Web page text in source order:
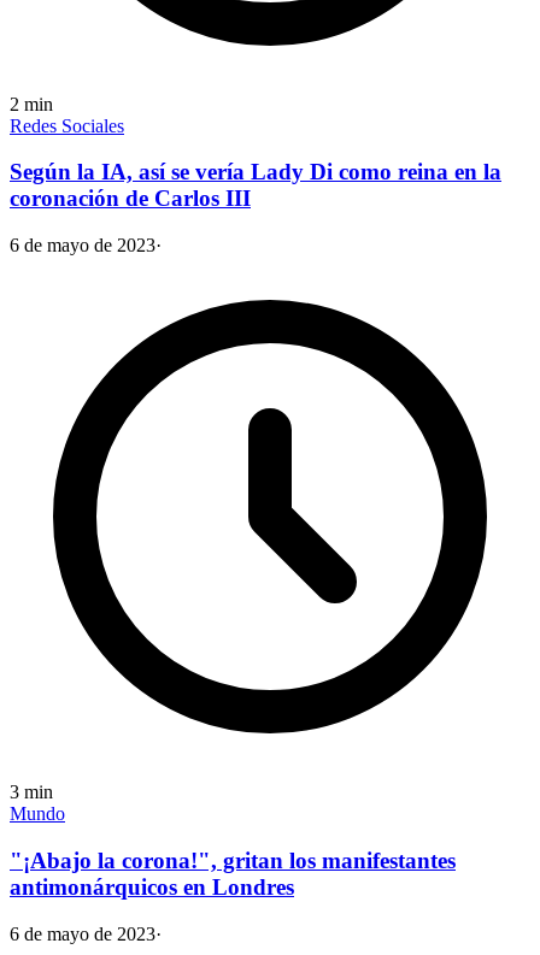
2 min
Redes Sociales
Según la IA, así se vería Lady Di como reina en la
coronación de Carlos III
6 de mayo de 2023·
3 min
Mundo
"¡Abajo la corona!", gritan los manifestantes
antimonárquicos en Londres
6 de mayo de 2023·